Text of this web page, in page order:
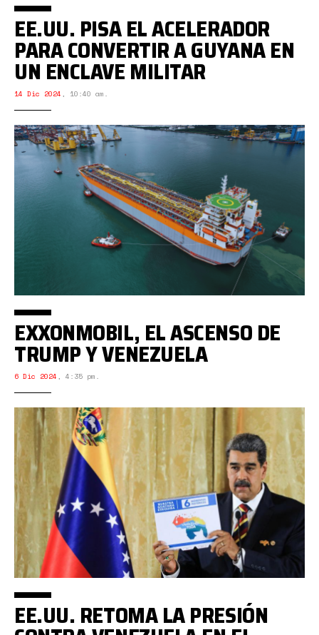
EE.UU. PISA EL ACELERADOR
PARA CONVERTIR A GUYANA EN
UN ENCLAVE MILITAR
14 Dic 2024 , 10:40 am.
EXXONMOBIL, EL ASCENSO DE
TRUMP Y VENEZUELA
6 Dic 2024 , 4:35 pm.
EE.UU. RETOMA LA PRESIÓN